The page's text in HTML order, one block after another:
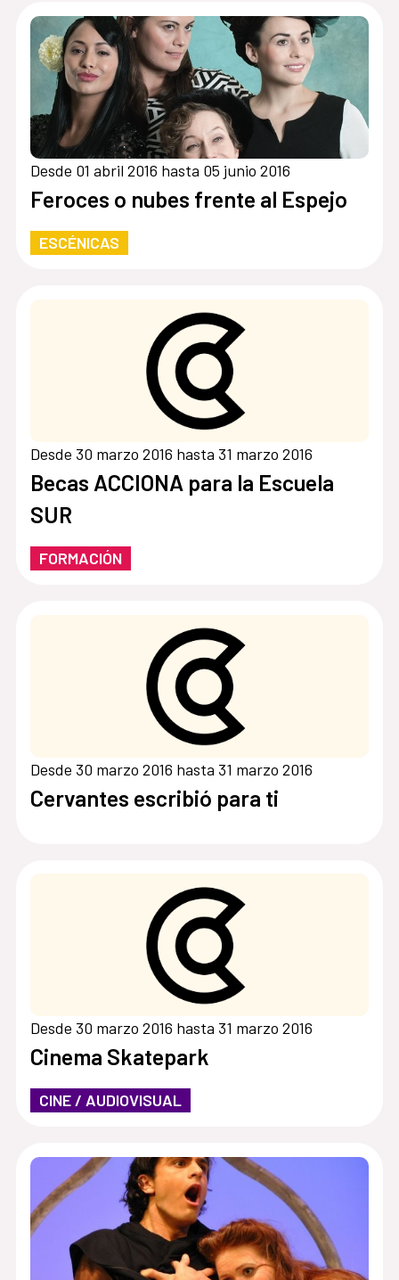
Desde 01 abril 2016 hasta 05 junio 2016
Feroces o nubes frente al Espejo
ESCÉNICAS
Desde 30 marzo 2016 hasta 31 marzo 2016
Becas ACCIONA para la Escuela
SUR
FORMACIÓN
Desde 30 marzo 2016 hasta 31 marzo 2016
Cervantes escribió para ti
Desde 30 marzo 2016 hasta 31 marzo 2016
Cinema Skatepark
CINE / AUDIOVISUAL